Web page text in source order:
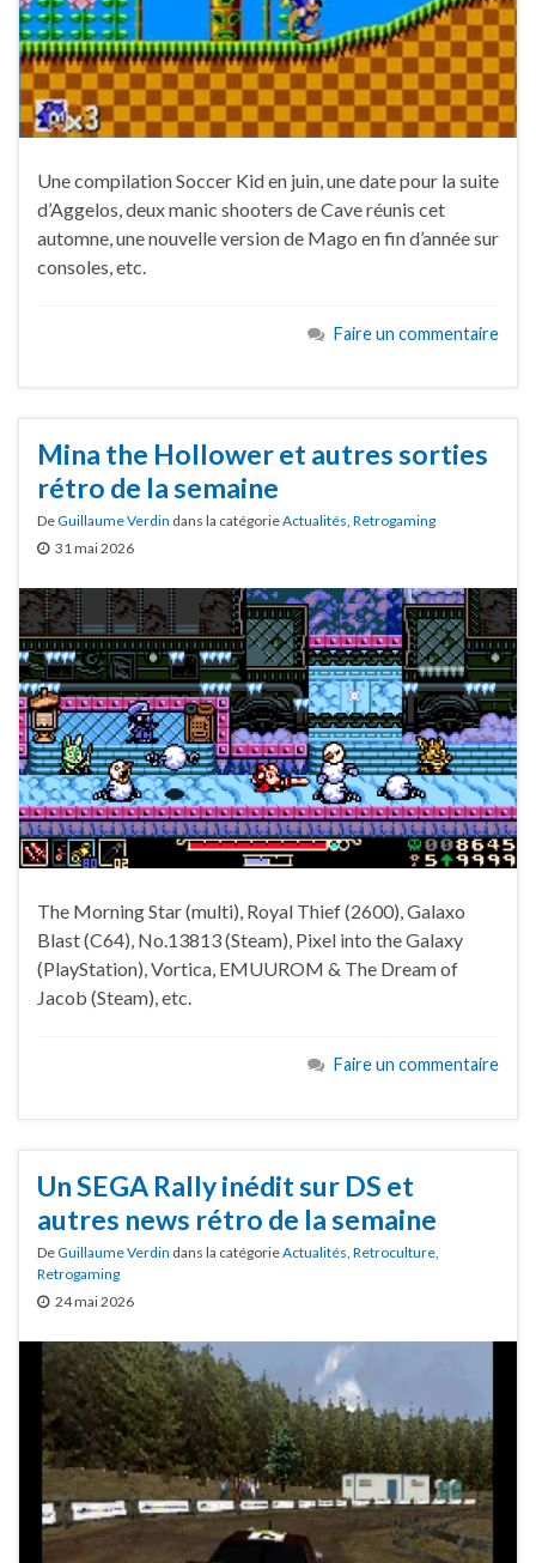
Une compilation Soccer Kid en juin, une date pour la suite
d’Aggelos, deux manic shooters de Cave réunis cet
automne, une nouvelle version de Mago en fin d’année sur
consoles, etc.
Faire un commentaire
Mina the Hollower et autres sorties
rétro de la semaine
DeGuillaume Verdin dans la catégorieActualités, Retrogaming
31 mai 2026
The Morning Star (multi), Royal Thief (2600), Galaxo
Blast (C64), No.13813 (Steam), Pixel into the Galaxy
(PlayStation), Vortica, EMUUROM & The Dream of
Jacob (Steam), etc.
Faire un commentaire
Un SEGA Rally inédit sur DS et
autres news rétro de la semaine
DeGuillaume Verdin dans la catégorieActualités, Retroculture,
Retrogaming
24 mai 2026